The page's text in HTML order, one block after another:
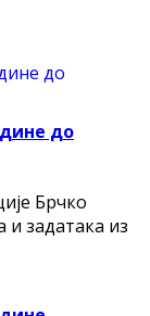
до
Брчко
и задатака из